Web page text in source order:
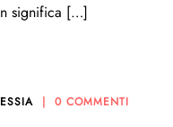
significa […]
0 COMMENTI